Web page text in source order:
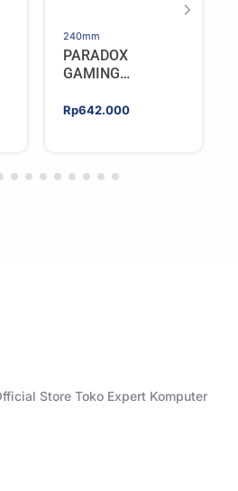
240mm
PARADOX
GAMING
ELIXIR 240 – AIO
Rp642.000
Store Toko Expert Komputer